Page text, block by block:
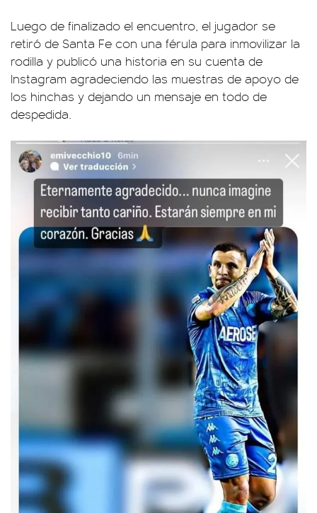
Luego de finalizado el encuentro, el jugador se
retiró de Santa Fe con una férula para inmovilizar la
rodilla y publicó una historia en su cuenta de
Instagram agradeciendo las muestras de apoyo de
los hinchas y dejando un mensaje en todo de
despedida.